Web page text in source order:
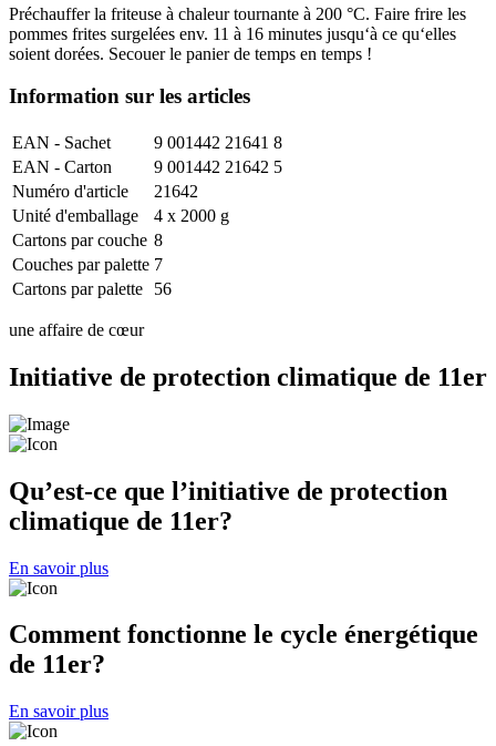
Préchauffer la friteuse à chaleur tournante à 200 °C. Faire frire les
pommes frites surgelées env. 11 à 16 minutes jusqu‘à ce qu‘elles
soient dorées. Secouer le panier de temps en temps !
Information sur les articles
EAN - Sachet
9 001442 21641 8
EAN - Carton
9 001442 21642 5
Numéro d'article
21642
Unité d'emballage
4 x 2000 g
Cartons par couche 8
Couches par palette 7
Cartons par palette
56
une affaire de cœur
Initiative de protection climatique de 11er
Qu’est-ce que l’initiative de protection
climatique de 11er?
En savoir plus
Comment fonctionne le cycle énergétique
de 11er?
En savoir plus